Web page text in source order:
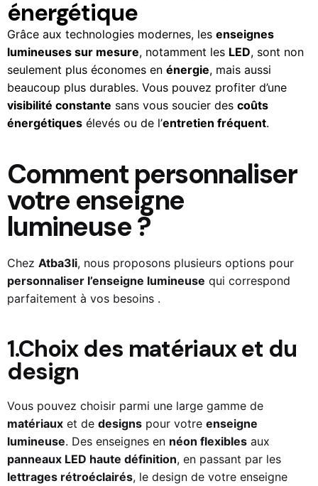
énergétique
Grâce aux technologies modernes, les enseignes
lumineuses sur mesure, notamment les LED, sont non
seulement plus économes en énergie, mais aussi
beaucoup plus durables. Vous pouvez profiter d’une
visibilité constante sans vous soucier des coûts
énergétiques élevés ou de l’entretien fréquent.
Comment personnaliser
votre enseigne
lumineuse ?
Chez Atba3li, nous proposons plusieurs options pour
personnaliser l’enseigne lumineuse qui correspond
parfaitement à vos besoins .
1.Choix des matériaux et du
design
Vous pouvez choisir parmi une large gamme de
matériaux et de designs pour votre enseigne
lumineuse. Des enseignes en néon flexibles aux
panneaux LED haute définition, en passant par les
lettrages rétroéclairés, le design de votre enseigne